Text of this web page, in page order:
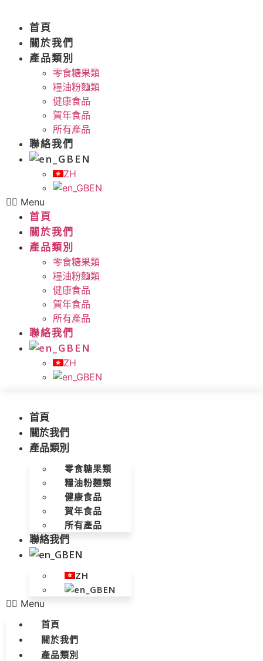
content
首頁
關於我們
產品類別
零食糖果類
糧油粉麵類
健康食品
賀年食品
所有產品
聯絡我們
EN
ZH
EN
Menu
首頁
關於我們
產品類別
零食糖果類
糧油粉麵類
健康食品
賀年食品
所有產品
聯絡我們
EN
ZH
EN
首頁
關於我們
產品類別
零食糖果類
糧油粉麵類
健康食品
賀年食品
所有產品
聯絡我們
EN
ZH
EN
Menu
首頁
關於我們
產品類別